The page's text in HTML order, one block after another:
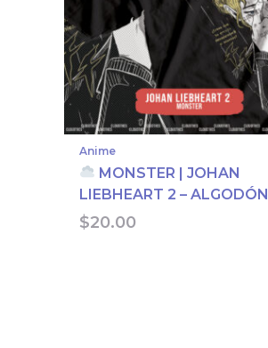
Anime
MONSTER | JOHAN
LIEBHEART 2 – ALGODÓN
$20.00